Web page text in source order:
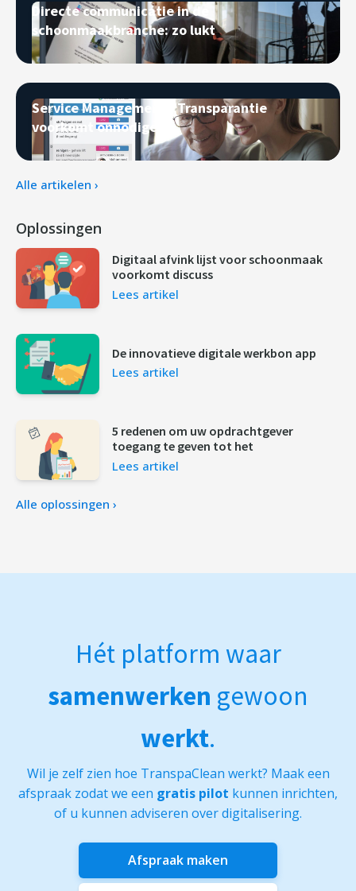
Directe communicatie in de
schoonmaakbranche: zo lukt
Service Management - Transparantie
voorkomt onnodige s
Alle artikelen ›
Oplossingen
Digitaal afvink lijst voor schoonmaak
voorkomt discuss
Lees artikel
De innovatieve digitale werkbon app
Lees artikel
5 redenen om uw opdrachtgever
toegang te geven tot het
Lees artikel
Alle oplossingen ›
Hét platform waar
samenwerken gewoon
werkt.
Wil je zelf zien hoe TranspaClean werkt? Maak een
afspraak zodat we een gratis pilot kunnen inrichten,
of u kunnen adviseren over digitalisering.
Afspraak maken